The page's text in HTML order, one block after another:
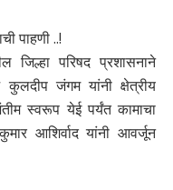
पाहणी ..!
जिल्हा परिषद प्रशासनाने
जंगम यांनी क्षेत्रीय
स्वरूप येई पर्यंत कामाचा
आशिर्वाद यांनी आवर्जून